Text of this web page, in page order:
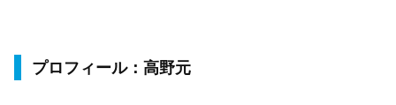
プロフィール：高野元